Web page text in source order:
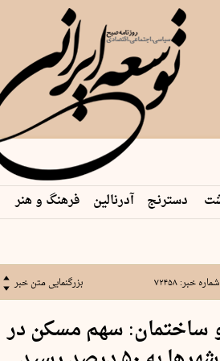
دسترنج آدرنالین فرهنگ و هنر
شماره خبر:۷۲۴۵۸ بزرگنمایی متن خبر
سهم مسکن در